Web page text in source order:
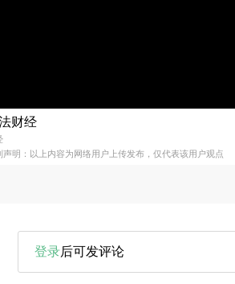
财经
声明：以上内容为网络用户上传发布，仅代表该用户观点
登录后可发评论